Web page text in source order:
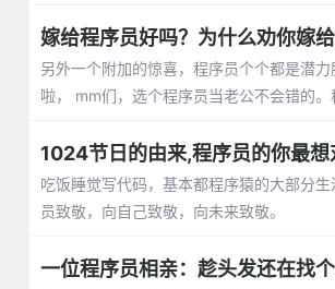
嫁给程序员好吗？为什么劝你嫁给
另外一个附加的惊喜，程序员个个都是潜
啦， mm们，选个程序员当老公不会错的
1024节日的由来,程序员的你最
吃饭睡觉写代码，基本都程序猿的大部分
员致敬，向自己致敬，向未来致敬。
一位程序员相亲：趁头发还在找